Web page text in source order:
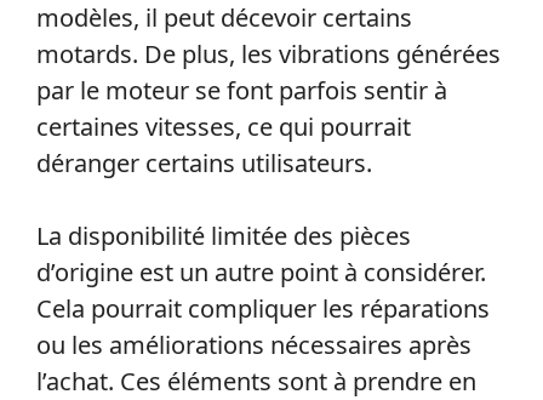
modèles, il peut décevoir certains
motards. De plus, les vibrations générées
par le moteur se font parfois sentir à
certaines vitesses, ce qui pourrait
déranger certains utilisateurs.
La disponibilité limitée des pièces
d’origine est un autre point à considérer.
Cela pourrait compliquer les réparations
ou les améliorations nécessaires après
l’achat. Ces éléments sont à prendre en